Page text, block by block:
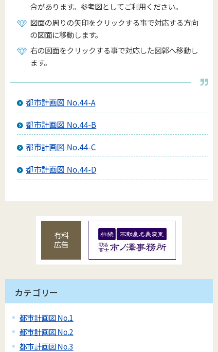
合があります。参考図としてご利用ください。
図面の周りの矢印をクリックする事で対応する方向
の図面に移動します。
右の図面をクリックする事で対応した図郭へ移動し
ます。
都市計画図 No.44-A
都市計画図 No.44-B
都市計画図 No.44-C
都市計画図 No.44-D
有料
広告
カテゴリー
都市計画図 No.1
都市計画図 No.2
都市計画図 No.3